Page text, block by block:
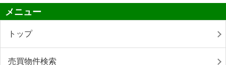
メニュー
トップ
売買物件検索